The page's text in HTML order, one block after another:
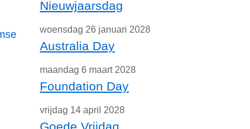
Nieuwjaarsdag
woensdag 26 januari 2028
Australia Day
maandag 6 maart 2028
Foundation Day
vrijdag 14 april 2028